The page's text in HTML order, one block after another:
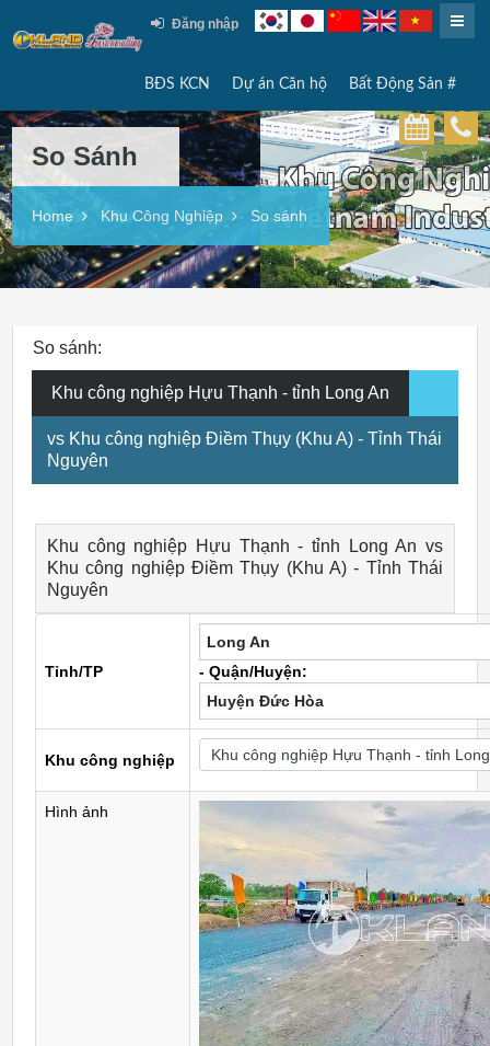
Đăng nhập
BĐS KCN Dự án Căn hộ Bất Động Sản #
So Sánh
Home Khu Công Nghiệp So sánh
So sánh:
Khu công nghiệp Hựu Thạnh - tỉnh Long An
vs Khu công nghiệp Điềm Thụy (Khu A) - Tỉnh Thái
Nguyên
Khu công nghiệp Hựu Thạnh - tỉnh Long An vs
Khu công nghiệp Điềm Thụy (Khu A) - Tỉnh Thái
Nguyên
Tỉnh/TP
Long An
- Quận/Huyện:
Huyện Đức Hòa
Khu công nghiệp
Hình ảnh